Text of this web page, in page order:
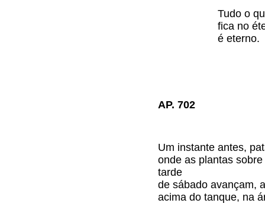
Tudo o
fica no
é eterno.
AP. 702
Um instante antes,
onde as plantas sobre
tarde
de sábado avançam,
acima do tanque, na